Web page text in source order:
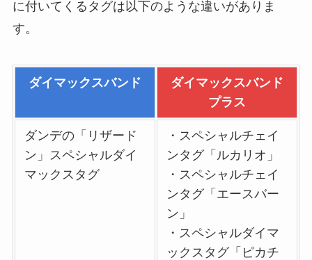
に付いてくるタグは以下のような違いがありま
す。
ダイマックスバンド
ダイマックスバンド
プラス
ダンデの「リザード
ン」スペシャルダイ
マックスタグ
・スペシャルチェイ
ンタグ「ルカリオ」
・スペシャルチェイ
ンタグ「エースバー
ン」
・スペシャルダイマ
ックスタグ「ピカチ